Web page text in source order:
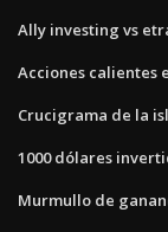
Ally investing vs
Acciones calientes
Crucigrama de la
1000 dólares
Murmullo de